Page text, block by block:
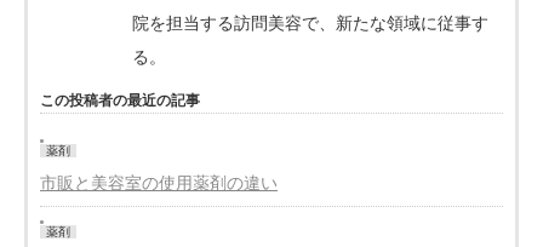
院を担当する訪問美容で、新たな領域に従事す
る。
この投稿者の最近の記事
薬剤
市販と美容室の使用薬剤の違い
薬剤